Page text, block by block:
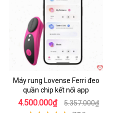
Máy rung Lovense Ferri đeo
quần chip kết nối app
4.500.000₫ 5.357.000₫